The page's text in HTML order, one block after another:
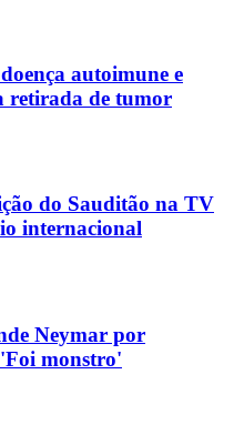
autoimune e
retirada de tumor
do Sauditão na TV
internacional
Neymar por
monstro'